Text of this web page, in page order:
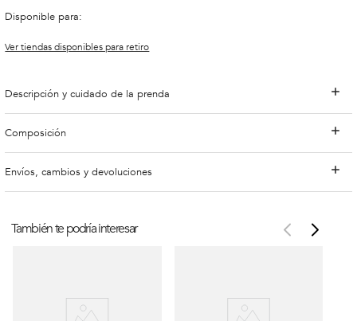
Disponible para:
Ver tiendas disponibles para retiro
Descripción y cuidado de la prenda
Composición
Envíos, cambios y devoluciones
También te podría interesar